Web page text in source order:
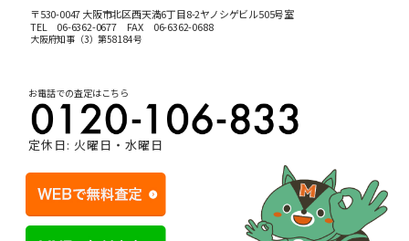
〒530-0047 大阪市北区西天満6丁目8-2ヤノシゲビル505号室
TEL 06-6362-0677FAX 06-6362-0688
大阪府知事（3）第58184号
お電話での査定はこちら
定休日: 火曜日・水曜日